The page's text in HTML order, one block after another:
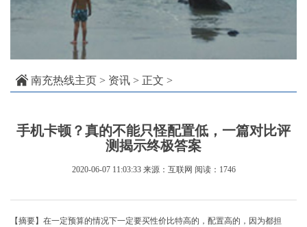
南充热线主页 > 资讯 > 正文 >
手机卡顿？真的不能只怪配置低，一篇对比评
测揭示终极答案
2020-06-07 11:03:33 来源：互联网 阅读：1746
【摘要】在一定预算的情况下一定要买性价比特高的，配置高的，因为都担